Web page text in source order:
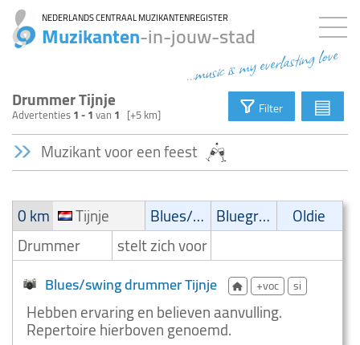
NEDERLANDS CENTRAAL MUZIKANTENREGISTER
Muzikanten-in-jouw-stad
...music is my everlasting love
Drummer Tijnje
Advertenties1 - 1van 1 [+5 km] Filter ▤
Muzikant voor een feest
0 km Tijnje Blues/Swing Bluegrass
Oldie
Drummer
stelt zich voor
Blues/swing drummer Tijnje +voc si
Hebben ervaring en believen aanvulling.
Repertoire hierboven genoemd.